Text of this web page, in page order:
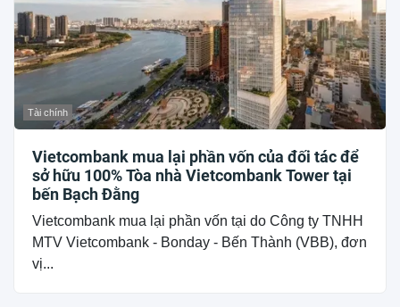
Tài chính
Vietcombank mua lại phần vốn của đối tác để
sở hữu 100% Tòa nhà Vietcombank Tower tại
bến Bạch Đằng
Vietcombank mua lại phần vốn tại do Công ty TNHH
MTV Vietcombank - Bonday - Bến Thành (VBB), đơn
vị...